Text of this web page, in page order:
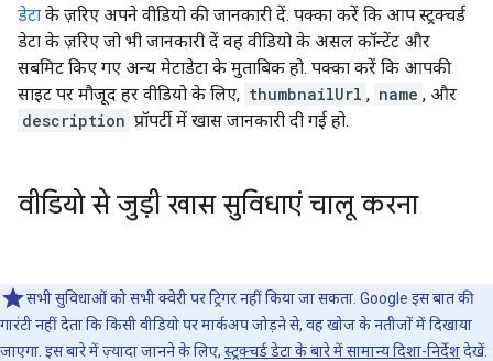
डेटा के ज़रिए अपने वीडियो की जानकारी दें. पक्का करें कि आप स्ट्रक्चर्ड
डेटा के ज़रिए जो भी जानकारी दें वह वीडियो के असल कॉन्टेंट और
सबमिट किए गए अन्य मेटाडेटा के मुताबिक हो. पक्का करें कि आपकी
साइट पर मौजूद हर वीडियो के लिए, thumbnailUrl , name , और
description प्रॉपर्टी में खास जानकारी दी गई हो.
वीडियो से जुड़ी खास सुविधाएं चालू करना
सभी सुविधाओं को सभी क्वेरी पर ट्रिगर नहीं किया जा सकता. Google इस बात की
गारंटी नहीं देता कि किसी वीडियो पर मार्कअप जोड़ने से, वह खोज के नतीजों में दिखाया
जाएगा. इस बारे में ज़्यादा जानने के लिए, स्ट्रक्चर्ड डेटा के बारे में सामान्य दिशा-निर्देशदेखें.